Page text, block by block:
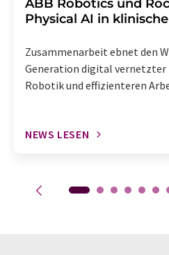
​​​​​​​ABB Robotics und
Physical AI in
Zusammenarbeit ebnet den
Generation digital
Robotik und effizienteren
NEWS LESEN